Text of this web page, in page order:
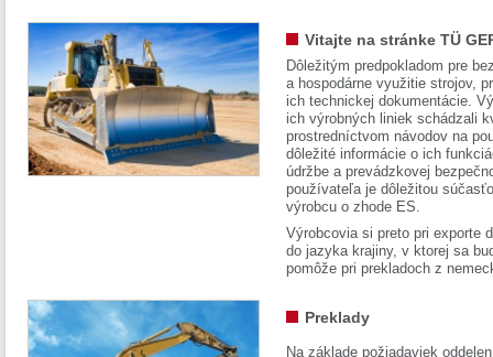
Vitajte na stránke TÜ
Dôležitým predpokladom pre
a hospodárne využitie strojov,
ich technickej dokumentácie.
ich výrobných liniek schádzali
prostredníctvom návodov na
dôležité informácie o ich
údržbe a prevádzkovej
používateľa je dôležitou
výrobcu o zhode ES.
Výrobcovia si preto pri exporte
do jazyka krajiny, v ktorej sa
pomôže pri prekladoch z
Preklady
Na základe požiadaviek